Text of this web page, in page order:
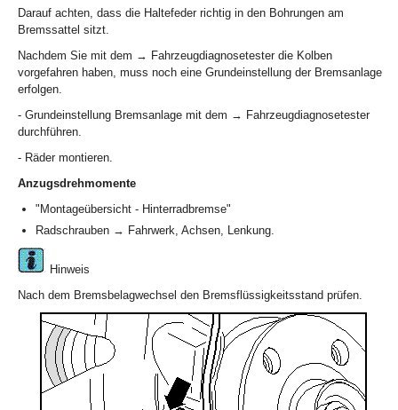
Darauf achten, dass die Haltefeder richtig in den Bohrungen am
Bremssattel sitzt.
Nachdem Sie mit dem → Fahrzeugdiagnosetester die Kolben
vorgefahren haben, muss noch eine Grundeinstellung der Bremsanlage
erfolgen.
- Grundeinstellung Bremsanlage mit dem → Fahrzeugdiagnosetester
durchführen.
- Räder montieren.
Anzugsdrehmomente
"Montageübersicht - Hinterradbremse"
Radschrauben → Fahrwerk, Achsen, Lenkung.
Hinweis
Nach dem Bremsbelagwechsel den Bremsflüssigkeitsstand prüfen.